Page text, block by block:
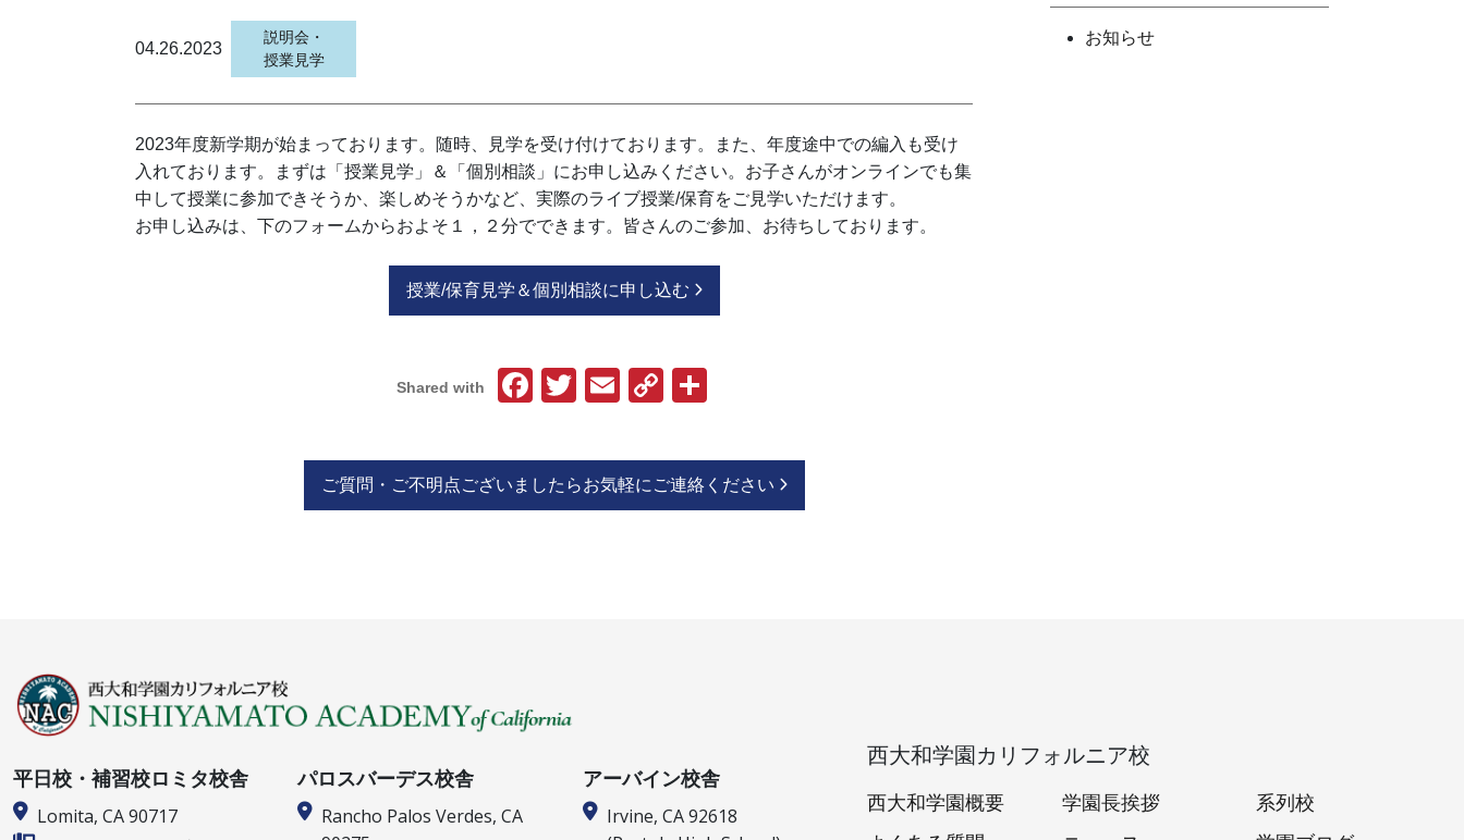
04.26.2023
説明会・
授業見学
2023年度新学期が始まっております。随時、見学を受け付けております。また、年度途中での編入も受け
入れております。まずは「授業見学」＆「個別相談」にお申し込みください。お子さんがオンラインでも集
中して授業に参加できそうか、楽しめそうかなど、実際のライブ授業/保育をご見学いただけます。
お申し込みは、下のフォームからおよそ１，２分でできます。皆さんのご参加、お待ちしております。
授業/保育見学＆個別相談に申し込む
Shared with Facebook
Twitter
EmailCopy
ご質問・ご不明点ございましたらお気軽にご連絡ください
お知らせ
平日校・補習校ロミタ校舎
Lomita, CA 90717
パロスバーデス校舎
Rancho Palos Verdes, CA
アーバイン校舎
Irvine, CA 92618
西大和学園カリフォルニア校
西大和学園概要 学園長挨拶
系列校